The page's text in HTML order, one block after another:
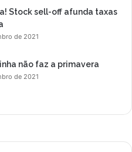
Stock sell-off afunda taxas
de 2021
não faz a primavera
de 2021